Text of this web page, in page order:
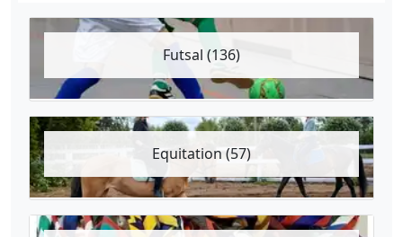
Futsal (136)
Equitation (57)